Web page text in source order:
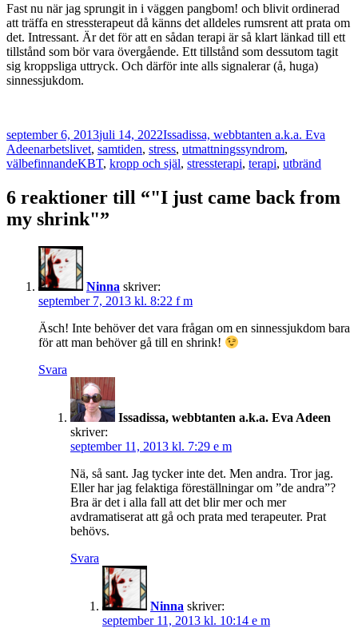
Fast nu när jag sprungit in i väggen pangbom! och blivit ordinerad
att träffa en stressterapeut då känns det alldeles rumsrent att prata om
det. Intressant. Är det för att en sådan terapi är så klart länkad till ett
tillstånd som bör vara övergående. Ett tillstånd som dessutom tagit
sig kroppsliga uttryck. Och därför inte alls signalerar (å, huga)
sinnessjukdom.
Postat
september 6, 2013juli 14, 2022Författare
Issadissa, webbtanten a.k.a. Eva
AdeenKategorier
arbetslivet, samtiden, stress, utmattningssyndrom,
välbefinnandeTaggar
KBT, kropp och själ, stressterapi, terapi, utbränd
6 reaktioner till “"I just came back from
my shrink"”
Ninna skriver:
september 7, 2013 kl. 8:22 f m
Äsch! Inte behöver det vara frågan om en sinnessjukdom bara
för att man behöver gå till en shrink!
Svara
Issadissa, webbtanten a.k.a. Eva Adeen
skriver:
september 11, 2013 kl. 7:29 e m
Nä, så sant. Jag tycker inte det. Men andra. Tror jag.
Eller har jag felaktiga föreställningar om ”de andra”?
Bra är det i alla fall att det blir mer och mer
avdramatiserat att gå och prata med terapeuter. Prat
behövs.
Svara
Ninna skriver:
september 11, 2013 kl. 10:14 e m